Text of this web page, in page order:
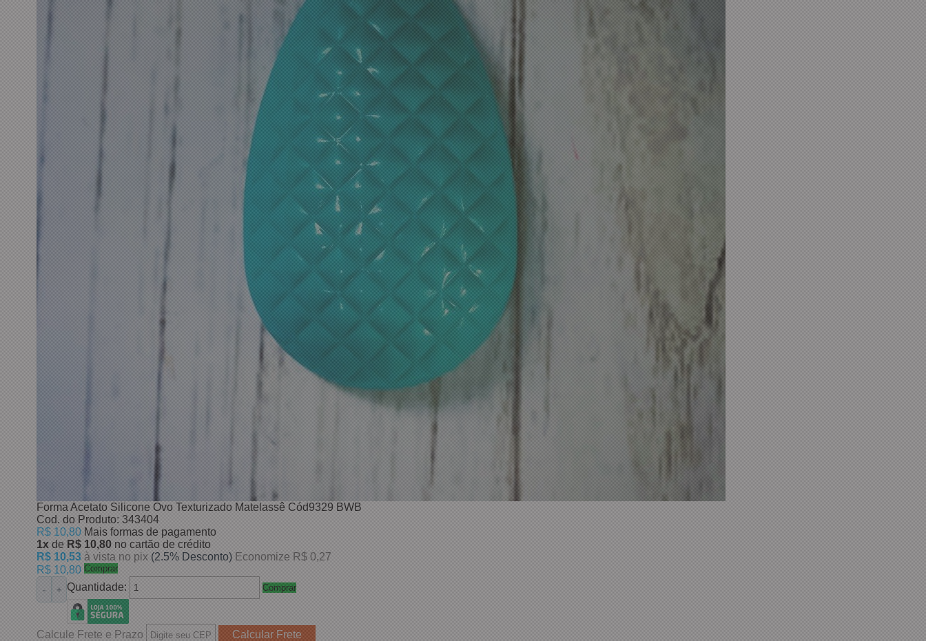
Forma Acetato Silicone Ovo Texturizado Matelassê Cód9329 BWB
Cod. do Produto: 343404
R$ 10,80 Mais formas de pagamento
1xdeR$ 10,80 no cartão de crédito
R$ 10,53à vista no pix(2.5% Desconto)Economize R$ 0,27
R$ 10,80 Comprar
Quantidade:
- + Comprar
Calcule Frete e Prazo